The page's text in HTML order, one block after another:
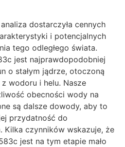
dostarczyła cennych
i potencjalnych
tego odległego świata.
jest najprawdopodobniej
o stałym jądrze, otoczoną
wodoru i helu. Nasze
obecności wody na
są dalsze dowody, aby to
przydatność do
Kilka czynników wskazuje, że
jest na tym etapie mało